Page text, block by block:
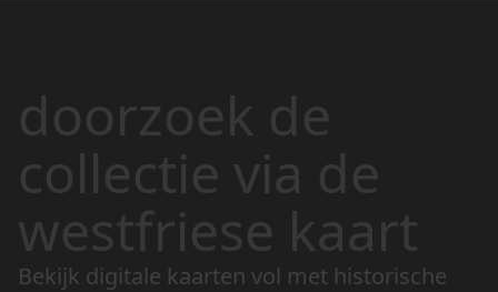
doorzoek de
collectie via de
westfriese kaart
Bekijk digitale kaarten vol met historische